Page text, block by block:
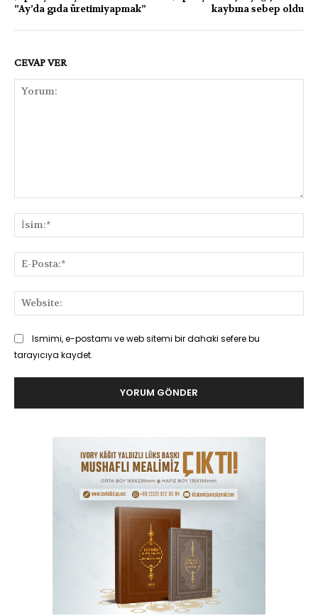
”Ay’da gıda üretimiyapmak”
kaybına sebep oldu
CEVAP VER
Ismimi, e-postamı ve web sitemi bir dahaki sefere bu
tarayıcıya kaydet.